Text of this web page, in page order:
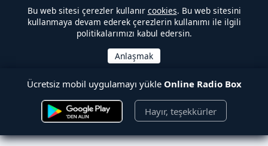
Bu web sitesi çerezler kullanır cookies. Bu web sitesini
kullanmaya devam ederek çerezlerin kullanımı ile ilgili
politikalarımızı kabul edersin.
Ücretsiz mobil uygulamayı yükle Online Radio Box
Hayır, teşekkürler